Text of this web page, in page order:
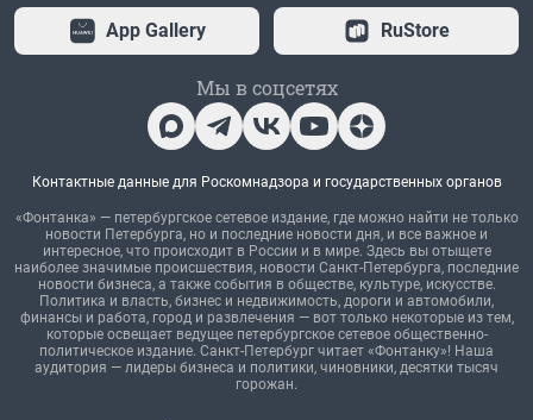
App Gallery RuStore
Мы в соцсетях
Контактные данные для Роскомнадзора и государственных органов
«Фонтанка» — петербургское сетевое издание, где можно найти не только
новости Петербурга, но и последние новости дня, и все важное и
интересное, что происходит в России и в мире. Здесь вы отыщете
наиболее значимые происшествия, новости Санкт-Петербурга, последние
новости бизнеса, а также события в обществе, культуре, искусстве.
Политика и власть, бизнес и недвижимость, дороги и автомобили,
финансы и работа, город и развлечения — вот только некоторые из тем,
которые освещает ведущее петербургское сетевое общественно-
политическое издание. Санкт-Петербург читает «Фонтанку»! Наша
аудитория — лидеры бизнеса и политики, чиновники, десятки тысяч
горожан.